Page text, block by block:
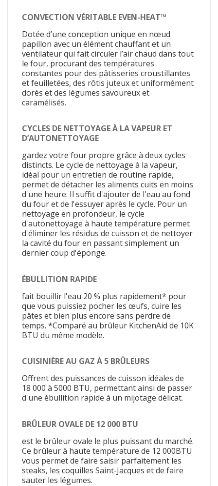
CONVECTION VÉRITABLE EVEN-HEAT™
Dotée d’une conception unique en nœud
papillon avec un élément chauffant et un
ventilateur qui fait circuler l’air chaud dans tout
le four, procurant des températures
constantes pour des pâtisseries croustillantes
et feuilletées, des rôtis juteux et uniformément
dorés et des légumes savoureux et
caramélisés.
CYCLES DE NETTOYAGE À LA VAPEUR ET
D’AUTONETTOYAGE
gardez votre four propre grâce à deux cycles
distincts. Le cycle de nettoyage à la vapeur,
idéal pour un entretien de routine rapide,
permet de détacher les aliments cuits en moins
d'une heure. Il suffit d'ajouter de l'eau au fond
du four et de l'essuyer après le cycle. Pour un
nettoyage en profondeur, le cycle
d'autonettoyage à haute température permet
d'éliminer les résidus de cuisson et de nettoyer
la cavité du four en passant simplement un
dernier coup d'éponge.
ÉBULLITION RAPIDE
fait bouillir l'eau 20 % plus rapidement* pour
que vous puissiez pocher les œufs, cuire les
pâtes et bien plus encore sans perdre de
temps. *Comparé au brûleur KitchenAid de 10K
BTU du même modèle.
CUISINIÈRE AU GAZ À 5 BRÛLEURS
Offrent des puissances de cuisson idéales de
18 000 à 5000 BTU, permettant ainsi de passer
d'une ébullition rapide à un mijotage délicat.
BRÛLEUR OVALE DE 12 000 BTU
est le brûleur ovale le plus puissant du marché.
Ce brûleur à haute température de 12 000BTU
vous permet de faire saisir parfaitement les
steaks, les coquilles Saint-Jacques et de faire
sauter les légumes.